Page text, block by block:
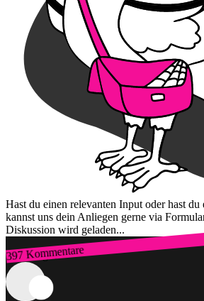
Hast du einen relevanten Input oder hast
kannst uns dein Anliegen gerne via
Diskussion wird geladen...
397 Kommentare
Zum Login